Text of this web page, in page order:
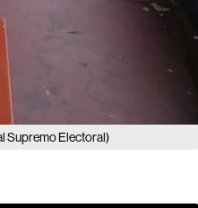
Supremo Electoral)